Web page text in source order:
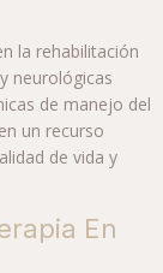
la rehabilitación
neurológicas
de manejo del
un recurso
de vida y
En